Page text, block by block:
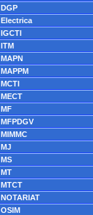
DGP
Electrica
IGCTI
ITM
MAPN
MAPPM
MCTI
MECT
MF
MFPDGV
MIMMC
MJ
MS
MT
MTCT
NOTARIAT
OSIM